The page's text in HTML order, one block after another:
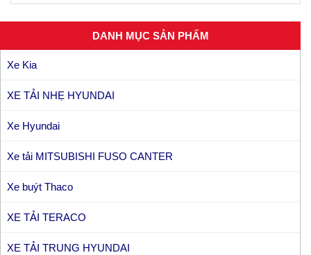
DANH MỤC SẢN PHẨM
Xe Kia
XE TẢI NHẸ HYUNDAI
Xe Hyundai
Xe tải MITSUBISHI FUSO CANTER
Xe buýt Thaco
XE TẢI TERACO
XE TẢI TRUNG HYUNDAI